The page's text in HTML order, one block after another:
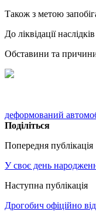
Також з метою
До ліквідації
Обставини та причини
деформований
Поділіться
Попередня публікація
У своє день
Наступна публікація
Дрогобич офіційно